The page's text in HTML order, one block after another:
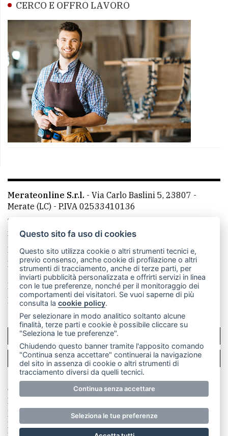
CERCO E OFFRO LAVORO
Merateonline S.r.l. - Via Carlo Baslini 5, 23807 -
Merate (LC) - P.IVA 02533410136
Telefono:
mail: redazione@merateonline.it
La redazione
CasateOnline LeccoOnline
RSS
Made by VIP
Privacy policy
Cookie policy
Rivedi le tue scelte sui cookie
SCRIVICI
PER LA TUA PUBBLICITÀ
© Copyright Merateonline S.r.l. - Tutti i diritti riservati.
E' proibita la riproduzione e pubblicazione anche
parziale di testi, articoli e immagini senza la
preventiva autorizzazione scritta dell'editore. RI Lecco
Questo sito fa uso di cookies
Questo sito utilizza cookie o altri strumenti tecnici e,
previo consenso, anche cookie di profilazione o altri
strumenti di tracciamento, anche di terze parti, per
inviarti pubblicità personalizzata e offrirti servizi in linea
con le tue preferenze, nonché per il monitoraggio dei
comportamenti dei visitatori. Se vuoi saperne di più
consulta lacookie policy.
Per selezionare in modo analitico soltanto alcune
finalità, terze parti e cookie è possibile cliccare su
"Seleziona le tue preferenze".
Chiudendo questo banner tramite l'apposito comando
"Continua senza accettare" continuerai la navigazione
del sito in assenza di cookie o altri strumenti di
tracciamento diversi da quelli tecnici.
Continua senza accettare
Seleziona le tue preferenze